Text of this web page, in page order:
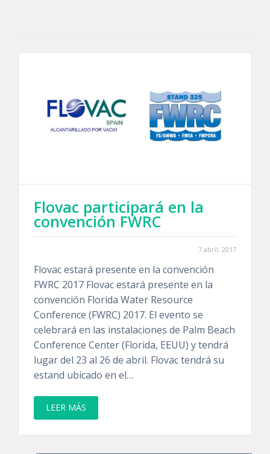
Flovac participará en la
convención FWRC
7 abril, 2017
Flovac estará presente en la convención
FWRC 2017 Flovac estará presente en la
convención Florida Water Resource
Conference (FWRC) 2017. El evento se
celebrará en las instalaciones de Palm Beach
Conference Center (Florida, EEUU) y tendrá
lugar del 23 al 26 de abril. Flovac tendrá su
estand ubicado en el…
LEER MÁS